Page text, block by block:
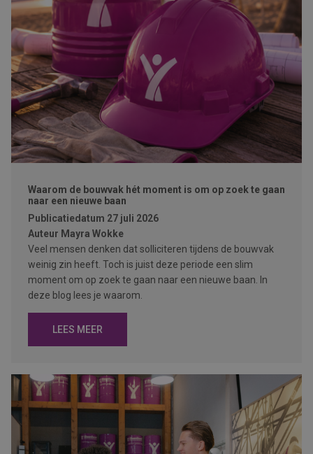
Waarom de bouwvak hét moment is om op zoek te gaan
naar een nieuwe baan
Publicatiedatum 27 juli 2026
Auteur Mayra Wokke
Veel mensen denken dat solliciteren tijdens de bouwvak
weinig zin heeft. Toch is juist deze periode een slim
moment om op zoek te gaan naar een nieuwe baan. In
deze blog lees je waarom.
LEES MEER